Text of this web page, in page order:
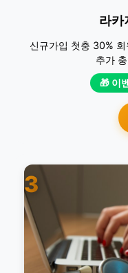
라카
신규가입 첫충 30%
추가
🎁 이
3